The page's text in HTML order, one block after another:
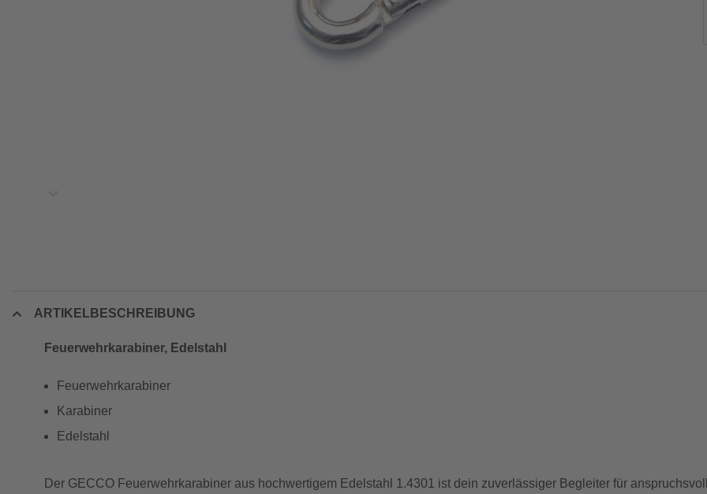
ARTIKELBESCHREIBUNG
Feuerwehrkarabiner, Edelstahl
Feuerwehrkarabiner
Karabiner
Edelstahl
Der GECCO Feuerwehrkarabiner aus hochwertigem Edelstahl 1.4301 ist dein zuverlässiger Begleiter für